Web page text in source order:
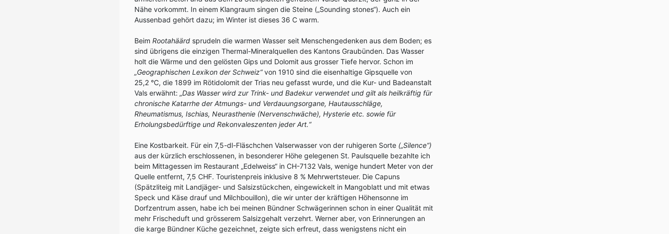
Nähe vorkommt. In einem Klangraum singen die Steine („Sounding stones“). Auch ein
Aussenbad gehört dazu; im Winter ist dieses 36 C warm.
Beim Rootahäärd sprudeln die warmen Wasser seit Menschengedenken aus dem Boden; es
sind übrigens die einzigen Thermal-Mineralquellen des Kantons Graubünden. Das Wasser
holt die Wärme und den gelösten Gips und Dolomit aus grosser Tiefe hervor. Schon im
„Geographischen Lexikon der Schweiz“von 1910 sind die eisenhaltige Gipsquelle von
25,2 °C, die 1899 im Rötidolomit der Trias neu gefasst wurde, und die Kur- und Badeanstalt
Vals erwähnt: „Das Wasser wird zur Trink- und Badekur verwendet und gilt als heilkräftig für
chronische Katarrhe der Atmungs- und Verdauungsorgane, Hautausschläge,
Rheumatismus, Ischias, Neurasthenie (Nervenschwäche), Hysterie etc. sowie für
Erholungsbedürftige und Rekonvaleszenten jeder Art.“
Eine Kostbarkeit. Für ein 7,5-dl-Fläschchen Valserwasser von der ruhigeren Sorte („Silence“)
aus der kürzlich erschlossenen, in besonderer Höhe gelegenen St. Paulsquelle bezahlte ich
beim Mittagessen im Restaurant „Edelweiss“ in CH-7132 Vals, wenige hundert Meter von der
Quelle entfernt, 7,5 CHF. Touristenpreis inklusive 8 % Mehrwertsteuer. Die Capuns
(Spätzliteig mit Landjäger- und Salsizstückchen, eingewickelt in Mangoblatt und mit etwas
Speck und Käse drauf und Milchbouillon), die wir unter der kräftigen Höhensonne im
Dorfzentrum assen, habe ich bei meinen Bündner Schwägerinnen schon in einer Qualität mit
mehr Frischeduft und grösserem Salsizgehalt verzehrt. Werner aber, von Erinnerungen an
die karge Bündner Küche gezeichnet, zeigte sich erfreut, dass wenigstens nicht ein